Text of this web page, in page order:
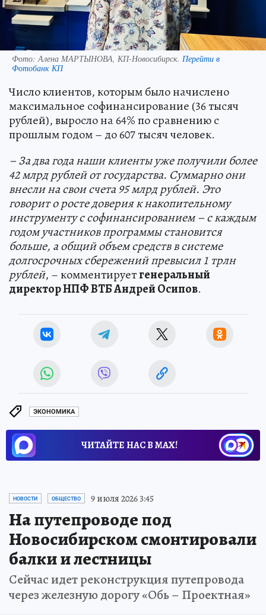
Фото: Алена МАРТЫНОВА, КП-Новосибирск. Перейти в
Фотобанк КП
Число клиентов, которым было начислено
максимальное софинансирование (36 тысяч
рублей), выросло на 64% по сравнению с
прошлым годом – до 607 тысяч человек.
– За два года наши клиенты уже получили более
42 млрд рублей от государства. Суммарно они
внесли на свои счета 95 млрд рублей. Это
говорит о росте доверия к накопительному
инструменту с софинансированием – с каждым
годом участников программы становится
больше, а общий объем средств в системе
долгосрочных сбережений превысил 1 трлн
рублей, – комментируетгенеральный
директор НПФ ВТБ Андрей Осипов.
ЭКОНОМИКА
ЧИТАЙТЕ НАС В МАХ!
НОВОСТИ ОБЩЕСТВО 9 июля 2026 3:45
На путепроводе под
Новосибирском смонтировали
балки и лестницы
Сейчас идет реконструкция путепровода
через железную дорогу «Обь – Проектная»